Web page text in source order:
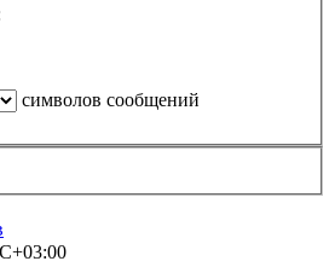
символов сообщений